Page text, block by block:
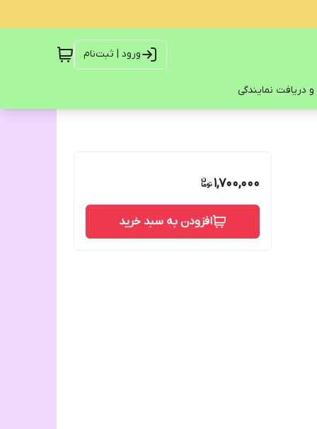
ورود | ثبت‌نام
دریافت نمایندگی
1,700,000
افزودن به سبد خرید